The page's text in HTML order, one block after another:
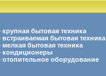
крупная бытовая техника
встраиваемая бытовая техника
мелкая бытовая техника
кондиционеры
отопительное оборудование